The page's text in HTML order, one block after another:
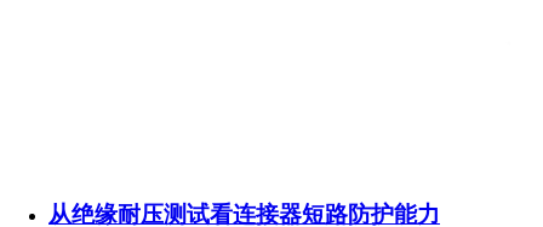
从绝缘耐压测试看连接器短路防护能力